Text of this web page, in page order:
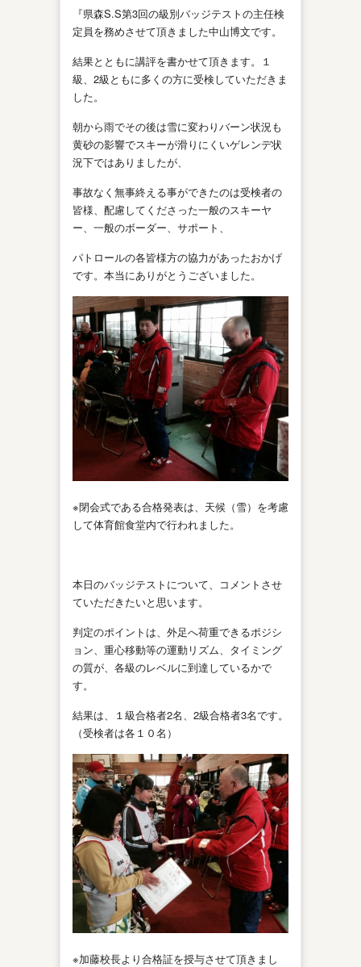
『県森S.S第3回の級別バッジテストの主任検
定員を務めさせて頂きました中山博文です。
結果とともに講評を書かせて頂きます。１
級、2級ともに多くの方に受検していただきま
した。
朝から雨でその後は雪に変わりバーン状況も
黄砂の影響でスキーが滑りにくいゲレンデ状
況下ではありましたが、
事故なく無事終える事ができたのは受検者の
皆様、配慮してくださった一般のスキーヤ
ー、一般のボーダー、サポート、
パトロールの各皆様方の協力があったおかげ
です。本当にありがとうございました。
※閉会式である合格発表は、天候（雪）を考慮
して体育館食堂内で行われました。
本日のバッジテストについて、コメントさせ
ていただきたいと思います。
判定のポイントは、外足へ荷重できるポジシ
ョン、重心移動等の運動リズム、タイミング
の質が、各級のレベルに到達しているかで
す。
結果は、１級合格者2名、2級合格者3名です。
（受検者は各１０名）
※加藤校長より合格証を授与させて頂きまし